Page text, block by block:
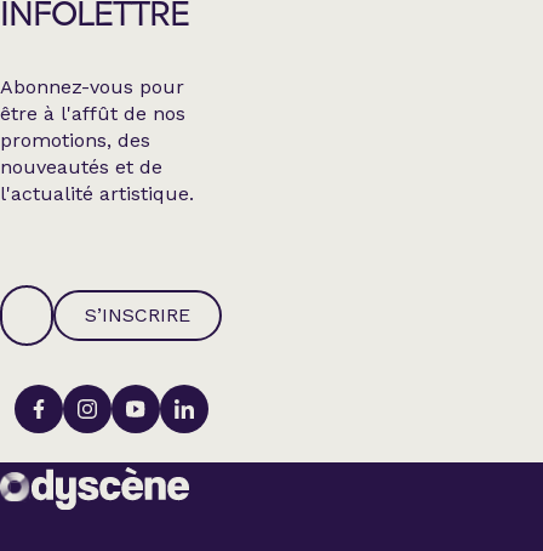
INFOLETTRE
Abonnez-vous pour
être à l'affût de nos
promotions, des
nouveautés et de
l'actualité artistique.
S’INSCRIRE